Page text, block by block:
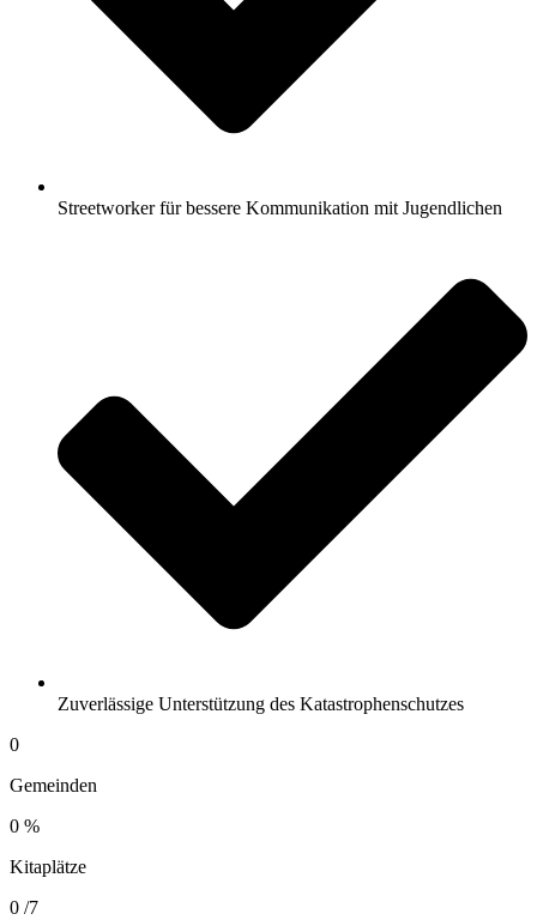
Streetworker für bessere Kommunikation mit Jugendlichen
Zuverlässige Unterstützung des Katastrophenschutzes
0
Gemeinden
0 %
Kitaplätze
0 /7